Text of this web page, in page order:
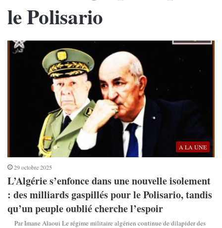
le Polisario
A LA UNE
29 octobre 2025
L’Algérie s’enfonce dans une nouvelle isolement
: des milliards gaspillés pour le Polisario, tandis
qu’un peuple oublié cherche l’espoir
Par Imane Alaoui Le régime militaire algérien continue de dilapider des